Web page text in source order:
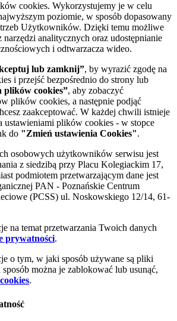
cookies. Wykorzystujemy je w celu
poziomie, w sposób dopasowany
Użytkowników. Dzięki temu możliwe
narzędzi analitycznych oraz udostępnianie
i odtwarzacza wideo.
lub zamknij”, by wyrazić zgodę na
i przejść bezpośrednio do strony lub
plików cookies”, aby zobaczyć
plików cookies, a następnie podjąć
zaakceptować. W każdej chwili istnieje
ustawieniami plików cookies - w stopce
do "Zmień ustawienia Cookies".
osobowych użytkowników serwisu jest
z siedzibą przy Placu Kolegiackim 17,
podmiotem przetwarzającym dane jest
PAN - Poznańskie Centrum
(PCSS) ul. Noskowskiego 12/14, 61-
na temat przetwarzania Twoich danych
prywatności.
o tym, w jaki sposób używane są pliki
można je zablokować lub usunąć,
.